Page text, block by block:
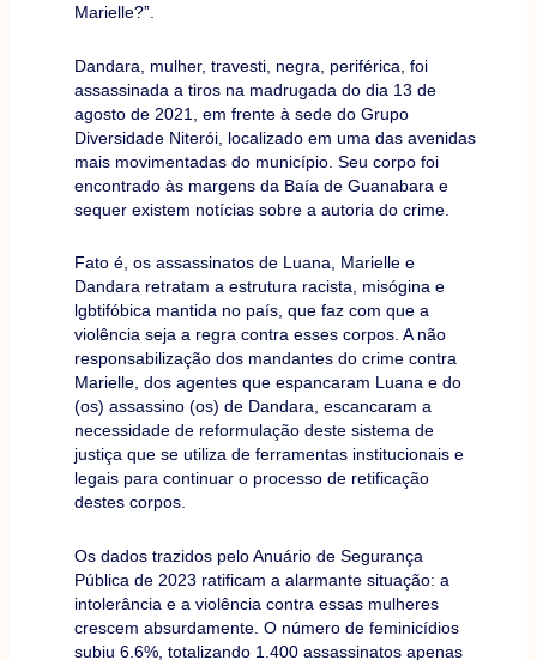
Marielle?”.
Dandara, mulher, travesti, negra, periférica, foi
assassinada a tiros na madrugada do dia 13 de
agosto de 2021, em frente à sede do Grupo
Diversidade Niterói, localizado em uma das avenidas
mais movimentadas do município. Seu corpo foi
encontrado às margens da Baía de Guanabara e
sequer existem notícias sobre a autoria do crime.
Fato é, os assassinatos de Luana, Marielle e
Dandara retratam a estrutura racista, misógina e
lgbtifóbica mantida no país, que faz com que a
violência seja a regra contra esses corpos. A não
responsabilização dos mandantes do crime contra
Marielle, dos agentes que espancaram Luana e do
(os) assassino (os) de Dandara, escancaram a
necessidade de reformulação deste sistema de
justiça que se utiliza de ferramentas institucionais e
legais para continuar o processo de retificação
destes corpos.
Os dados trazidos pelo Anuário de Segurança
Pública de 2023 ratificam a alarmante situação: a
intolerância e a violência contra essas mulheres
crescem absurdamente. O número de feminicídios
subiu 6.6%, totalizando 1.400 assassinatos apenas